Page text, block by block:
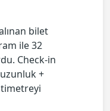
bilet
ile 32
Check-in
+